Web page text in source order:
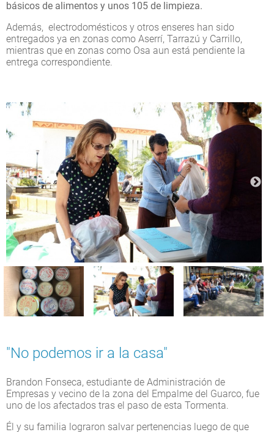
básicos de alimentos y unos 105 de limpieza.
Además, electrodomésticos y otros enseres han sido
entregados ya en zonas como Aserrí, Tarrazú y Carrillo,
mientras que en zonas como Osa aun está pendiente la
entrega correspondiente.
"No podemos ir a la casa"
Brandon Fonseca, estudiante de Administración de
Empresas y vecino de la zona del Empalme del Guarco, fue
uno de los afectados tras el paso de esta Tormenta.
Él y su familia lograron salvar pertenencias luego de que